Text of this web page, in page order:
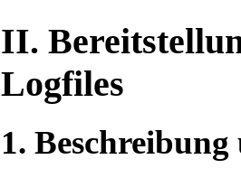
II.
Logfiles
1.